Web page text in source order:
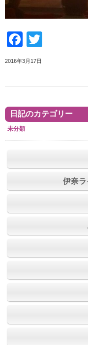
Facebook
2016年3月17日
日記のカテゴリー
未分類
伊奈